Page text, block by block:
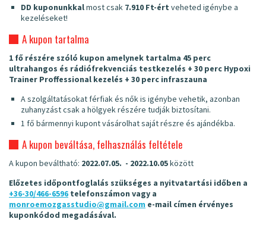
DD kuponunkkalmost csak 7.910 Ft-ért veheted igénybe a
kezeléseket!
A kupon tartalma
1 fő részére szóló kupon amelynek tartalma 45 perc
ultrahangos és rádiófrekvenciás testkezelés + 30 perc Hypoxi
Trainer Proffessional kezelés + 30 perc infraszauna
A szolgáltatásokat férfiak és nők is igénybe vehetik, azonban
zuhanyzást csak a hölgyek részére tudják biztosítani.
1 fő bármennyi kupont vásárolhat saját részre és ajándékba.
A kupon beváltása, felhasználás feltétele
A kupon beváltható: 2022.07.05. - 2022.10.05között
Előzetes időpontfoglalás szükséges a nyitvatartási időben a
+36-30/466-6596 telefonszámon vagy a
monroemozgasstudio@gmail.com e-mail címen érvényes
kuponkódod megadásával.